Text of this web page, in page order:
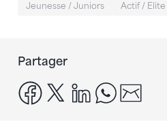
Jeunesse / Juniors
Actif / Elite
Partager
facebook
x linkedinwhatsapp